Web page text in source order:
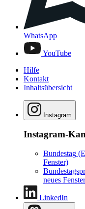
WhatsApp
YouTube
Hilfe
Kontakt
Inhaltsübersicht
Instagram
Instagram-
Bundestag
Fenster)
neues
LinkedIn